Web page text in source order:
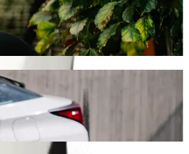
Sea cual sea la ocasión,